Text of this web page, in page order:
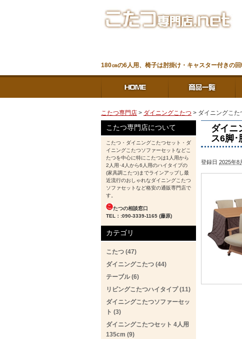
180㎝の6人用、椅子は肘掛け・キャスター付きの
こたつ専門店 > ダイニングこたつ > ダイニングこ
ダイニ
ス6脚･
登録日 2025年8
こたつ専門店について
こたつ・ダイニングこたつセット・ダ
イニングこたつソファーセットなどこ
たつを中心に特にこたつは1人用から
2人用･4人から6人用のハイタイプの
(家具調こたつ)までラインアップし最
近流行のおしゃれなダイニングこたつ
ソファセットなど格安の通販専門店で
す。
たつの相談窓口
TEL：:090-3339-1165 (藤原)
カテゴリ
こたつ (47)
ダイニングこたつ (44)
テーブル (6)
リビングこたつハイタイプ (11)
ダイニングこたつソファーセッ
ト (3)
ダイニングこたつセット 4人用
135cm (9)